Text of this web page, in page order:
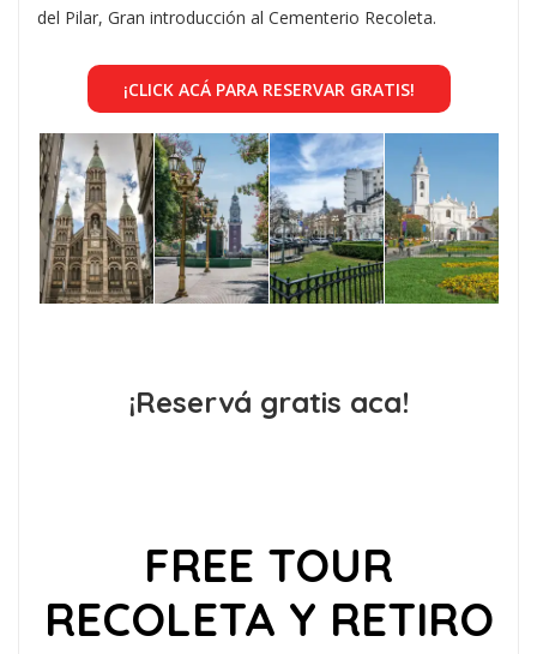
del Pilar, Gran introducción al Cementerio Recoleta.
¡CLICK ACÁ PARA RESERVAR GRATIS!
¡Reservá gratis aca!
FREE TOUR
RECOLETA Y RETIRO